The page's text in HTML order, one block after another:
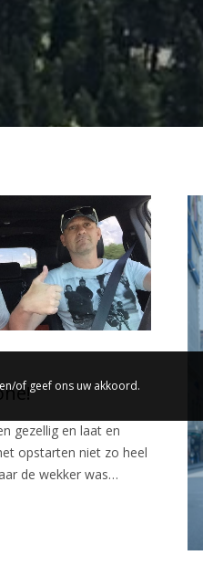
gezellig en laat en
opstarten niet zo heel
de wekker was…
of geef ons uw akkoord.